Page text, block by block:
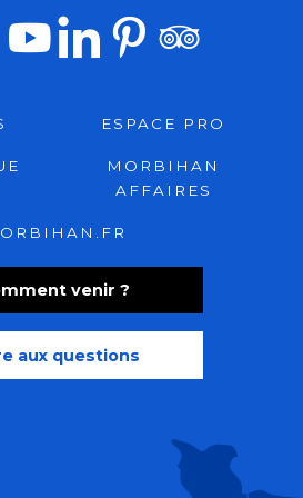
venir ?
aux questions
ESPACE PRO
MORBIHAN
AFFAIRES